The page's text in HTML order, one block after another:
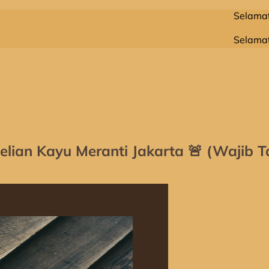
Selamat
Selamat
Kayu Meranti Jakarta 🚨 (Wajib